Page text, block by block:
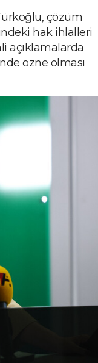
çözüm
hak ihlalleri
açıklamalarda
özne olması